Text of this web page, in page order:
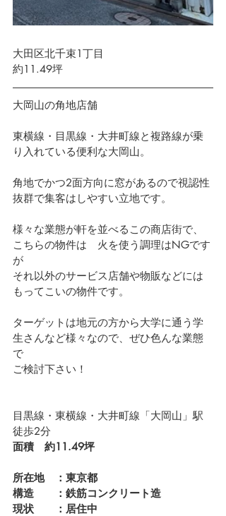
大田区北千束1丁目
約11.49坪
大岡山の角地店舗
東横線・目黒線・大井町線と複路線が乗
り入れている便利な大岡山。
角地でかつ2面方向に窓があるので視認性
抜群で集客はしやすい立地です。
様々な業態が軒を並べるこの商店街で、
こちらの物件は　火を使う調理はNGです
が
それ以外のサービス店舗や物販などには
もってこいの物件です。
ターゲットは地元の方から大学に通う学
生さんなど様々なので、ぜひ色んな業態
で
ご検討下さい！
目黒線・東横線・大井町線「大岡山」駅
徒歩2分
面積　約11.49坪
所在地　：東京都
構造　　：鉄筋コンクリート造
現状　　：居住中